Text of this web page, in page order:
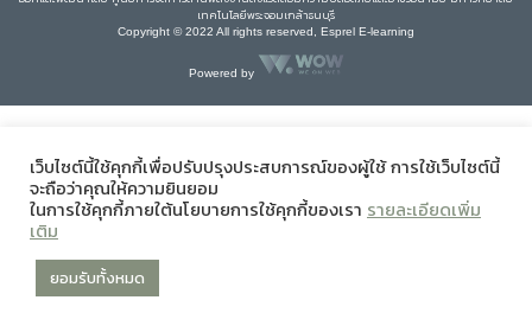
เทคโนโลยีพระจอมเกล้าธนบุรี
Copyright © 2022 All rights reserved, Esprel E-learning
Powered by
เว็บไซต์นี้ใช้คุกกี้เพื่อปรับปรุงประสบการณ์ของผู้ใช้ การใช้เว็บไซต์นี้
จะถือว่าคุณให้ความยินยอม
ในการใช้คุกกี้ภายใต้นโยบายการใช้คุกกี้ของเรา รายละเอียดเพิ่ม
เติม
ยอมรับทั้งหมด